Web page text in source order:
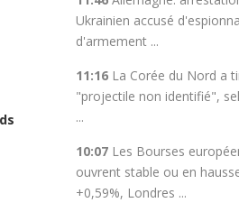
Ukrainien accusé
d'armement ...
11:16 La Corée du Nord a
"projectile non identifié",
...
10:07 Les Bourses
ouvrent stable ou en
+0,59%, Londres ...